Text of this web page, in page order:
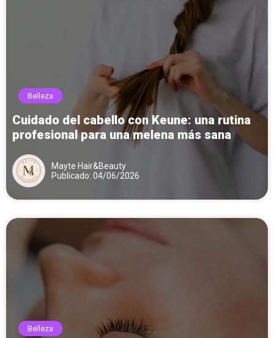
Belleza
Cuidado del cabello con Keune: una rutina
profesional para una melena más sana
Mayte Hair&Beauty
Publicado: 04/06/2026
Belleza